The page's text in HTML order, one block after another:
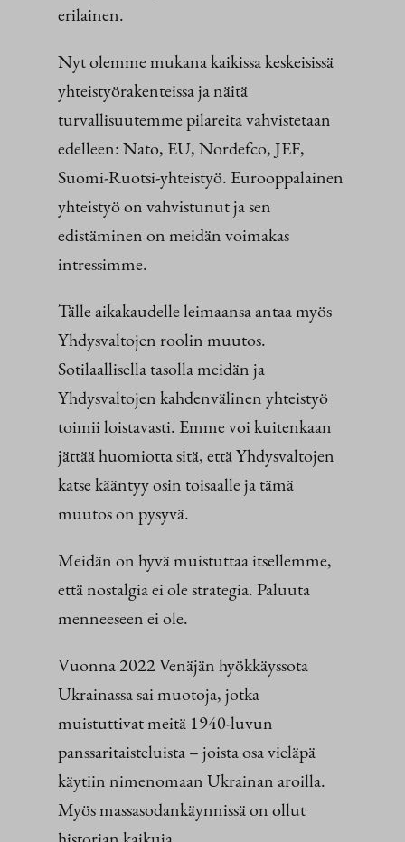
erilainen.
Nyt olemme mukana kaikissa keskeisissä
yhteistyörakenteissa ja näitä
turvallisuutemme pilareita vahvistetaan
edelleen: Nato, EU, Nordefco, JEF,
Suomi-Ruotsi-yhteistyö. Eurooppalainen
yhteistyö on vahvistunut ja sen
edistäminen on meidän voimakas
intressimme.
Tälle aikakaudelle leimaansa antaa myös
Yhdysvaltojen roolin muutos.
Sotilaallisella tasolla meidän ja
Yhdysvaltojen kahdenvälinen yhteistyö
toimii loistavasti. Emme voi kuitenkaan
jättää huomiotta sitä, että Yhdysvaltojen
katse kääntyy osin toisaalle ja tämä
muutos on pysyvä.
Meidän on hyvä muistuttaa itsellemme,
että nostalgia ei ole strategia. Paluuta
menneeseen ei ole.
Vuonna 2022 Venäjän hyökkäyssota
Ukrainassa sai muotoja, jotka
muistuttivat meitä 1940-luvun
panssaritaisteluista – joista osa vieläpä
käytiin nimenomaan Ukrainan aroilla.
Myös massasodankäynnissä on ollut